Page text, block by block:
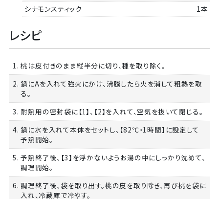
シナモンスティック
1本
レシピ
1. 桃は皮付きのまま縦半分に切り、種を取り除く。
2. 鍋にAを入れて強火にかけ、沸騰したら火を消して粗熱を取
る。
3. 耐熱用の密封袋に【1】、【2】を入れて、空気を抜いて閉じる。
4. 鍋に水を入れて本体をセットし、【82℃・1時間】に設定して
予熱開始。
5. 予熱終了後、【3】を浮かないようお湯の中にしっかり沈めて、
調理開始。
6. 調理終了後、袋を取り出す。桃の皮を取り除き、再び桃を袋に
入れ、冷蔵庫で冷やす。